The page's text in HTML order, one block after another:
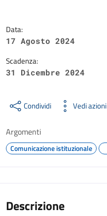
Data:
17 Agosto 2024
Scadenza:
31 Dicembre 2024
Condividi Vedi azioni
Argomenti
Comunicazione istituzionale
Descrizione